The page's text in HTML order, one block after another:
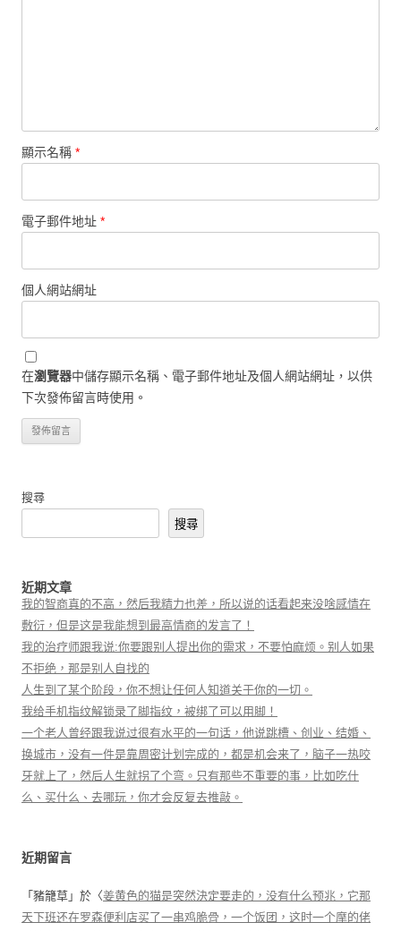
顯示名稱 *
電子郵件地址 *
個人網站網址
在瀏覽器中儲存顯示名稱、電子郵件地址及個人網站網址，以供
下次發佈留言時使用。
搜尋
搜尋
近期文章
我的智商真的不高，然后我精力也差，所以说的话看起来没啥感情在
敷衍，但是这是我能想到最高情商的发言了！
我的治疗师跟我说:你要跟别人提出你的需求，不要怕麻烦。别人如果
不拒绝，那是别人自找的
人生到了某个阶段，你不想让任何人知道关于你的一切。
我给手机指纹解锁录了脚指纹，被绑了可以用脚！
一个老人曾经跟我说过很有水平的一句话，他说跳槽、创业、结婚、
换城市，没有一件是靠周密计划完成的，都是机会来了，脑子一热咬
牙就上了，然后人生就拐了个弯。只有那些不重要的事，比如吃什
么、买什么、去哪玩，你才会反复去推敲。
近期留言
「 豬籠草 」於〈姜黄色的猫是突然決定要走的，没有什么预兆，它那
天下班还在罗森便利店买了一串鸡脆骨，一个饭团，这时一个摩的佬